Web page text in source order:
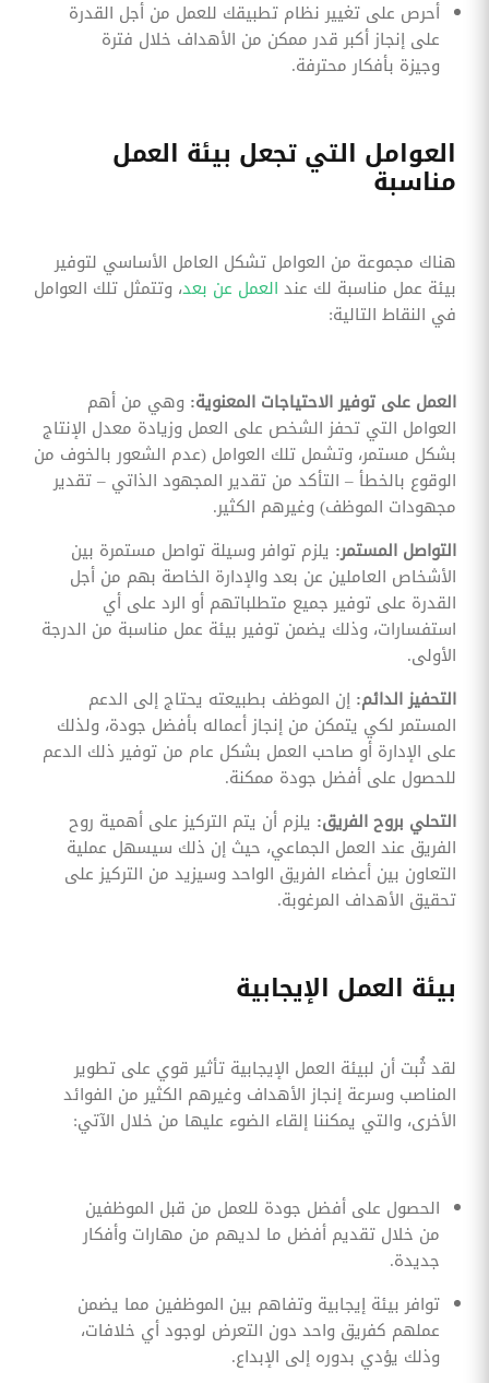
أحرص على تغيير نظام تطبيقك للعمل من أجل القدرة
على إنجاز أكبر قدر ممكن من الأهداف خلال فترة
وجيزة بأفكار محترفة.
العوامل التي تجعل بيئة العمل
مناسبة
هناك مجموعة من العوامل تشكل العامل الأساسي لتوفير
بيئة عمل مناسبة لك عند العمل عن بعد، وتتمثل تلك العوامل
في النقاط التالية:
العمل على توفير الاحتياجات المعنوية: وهي من أهم
العوامل التي تحفز الشخص على العمل وزيادة معدل الإنتاج
بشكل مستمر، وتشمل تلك العوامل (عدم الشعور بالخوف من
الوقوع بالخطأ – التأكد من تقدير المجهود الذاتي – تقدير
مجهودات الموظف) وغيرهم الكثير.
التواصل المستمر: يلزم توافر وسيلة تواصل مستمرة بين
الأشخاص العاملين عن بعد والإدارة الخاصة بهم من أجل
القدرة على توفير جميع متطلباتهم أو الرد على أي
استفسارات، وذلك يضمن توفير بيئة عمل مناسبة من الدرجة
الأولى.
التحفيز الدائم: إن الموظف بطبيعته يحتاج إلى الدعم
المستمر لكي يتمكن من إنجاز أعماله بأفضل جودة، ولذلك
على الإدارة أو صاحب العمل بشكل عام من توفير ذلك الدعم
للحصول على أفضل جودة ممكنة.
التحلي بروح الفريق: يلزم أن يتم التركيز على أهمية روح
الفريق عند العمل الجماعي، حيث إن ذلك سيسهل عملية
التعاون بين أعضاء الفريق الواحد وسيزيد من التركيز على
تحقيق الأهداف المرغوبة.
بيئة العمل الإيجابية
لقد ثُبت أن لبيئة العمل الإيجابية تأثير قوي على تطوير
المناصب وسرعة إنجاز الأهداف وغيرهم الكثير من الفوائد
الأخرى، والتي يمكننا إلقاء الضوء عليها من خلال الآتي:
الحصول على أفضل جودة للعمل من قبل الموظفين
من خلال تقديم أفضل ما لديهم من مهارات وأفكار
جديدة.
توافر بيئة إيجابية وتفاهم بين الموظفين مما يضمن
عملهم كفريق واحد دون التعرض لوجود أي خلافات،
وذلك يؤدي بدوره إلى الإبداع.